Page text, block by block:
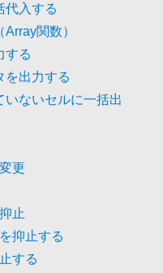
代入する
関数）
する
を出力する
いないセルに一括出
更
止
抑止する
する